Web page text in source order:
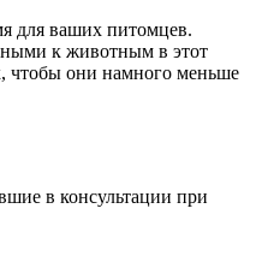
для ваших питомцев.
к животным в этот
чтобы они намного меньше
в консультации при